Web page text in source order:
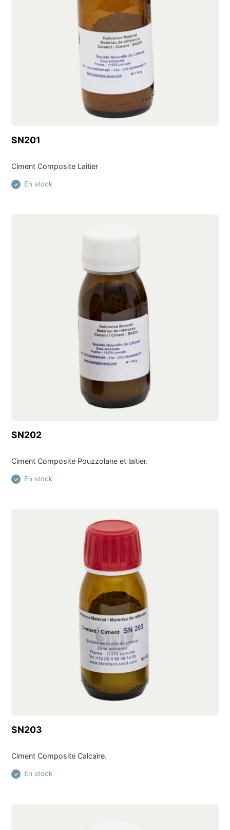
SN201
Ciment Composite Laitier
✓ En stock
SN202
Ciment Composite Pouzzolane et laitier.
✓ En stock
SN203
Ciment Composite Calcaire.
✓ En stock